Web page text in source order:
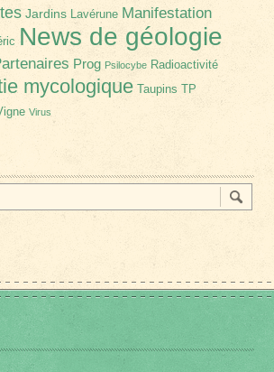
Jardins Lavérune Manifestation
News de géologie
Prog Psilocybe Radioactivité
mycologique Taupins TP
Virus